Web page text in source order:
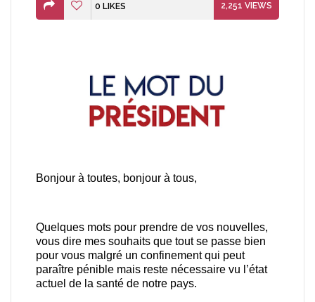
0 LIKES 2,251 VIEWS
Bonjour à toutes, bonjour à tous,
Quelques mots pour prendre de vos nouvelles,
vous dire mes souhaits que tout se passe bien
pour vous malgré un confinement qui peut
paraître pénible mais reste nécessaire vu l’état
actuel de la santé de notre pays.